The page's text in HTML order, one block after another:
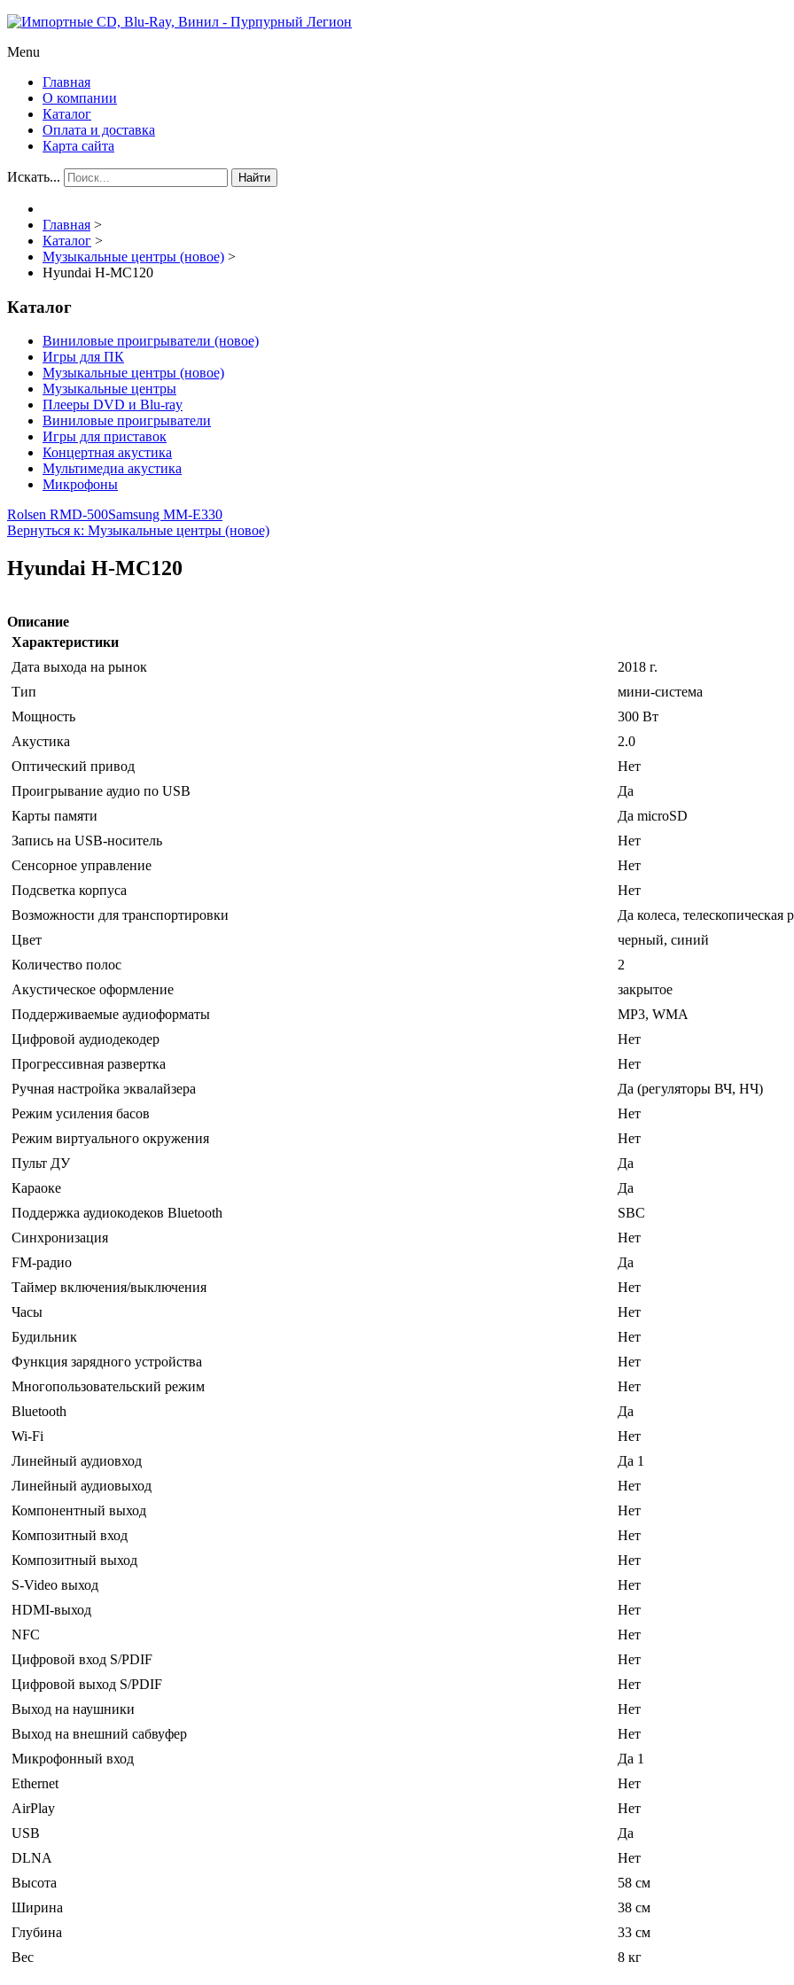
Menu
Главная
О компании
Каталог
Оплата и доставка
Карта сайта
Искать... Найти
Главная >
Каталог >
Музыкальные центры (новое) >
Hyundai H-MC120
Каталог
Виниловые проигрыватели (новое)
Игры для ПК
Музыкальные центры (новое)
Музыкальные центры
Плееры DVD и Blu-ray
Виниловые проигрыватели
Игры для приставок
Концертная акустика
Мультимедиа акустика
Микрофоны
Rolsen RMD-500Samsung MM-E330
Вернуться к: Музыкальные центры (новое)
Hyundai H-MC120
Описание
Характеристики
Дата выхода на рынок
2018 г.
Тип
мини-система
Мощность
300 Вт
Акустика
2.0
Оптический привод
Нет
Проигрывание аудио по USB
Да
Карты памяти
Да microSD
Запись на USB-носитель
Нет
Сенсорное управление
Нет
Подсветка корпуса
Нет
Возможности для транспортировки
Да колеса, телескопическая
Цвет
черный, синий
Количество полос
2
Акустическое оформление
закрытое
Поддерживаемые аудиоформаты
MP3, WMA
Цифровой аудиодекодер
Нет
Прогрессивная развертка
Нет
Ручная настройка эквалайзера
Да (регуляторы ВЧ, НЧ)
Режим усиления басов
Нет
Режим виртуального окружения
Нет
Пульт ДУ
Да
Караоке
Да
Поддержка аудиокодеков Bluetooth
SBC
Синхронизация
Нет
FM-радио
Да
Таймер включения/выключения
Нет
Часы
Нет
Будильник
Нет
Функция зарядного устройства
Нет
Многопользовательский режим
Нет
Bluetooth
Да
Wi-Fi
Нет
Линейный аудиовход
Да 1
Линейный аудиовыход
Нет
Компонентный выход
Нет
Композитный вход
Нет
Композитный выход
Нет
S-Video выход
Нет
HDMI-выход
Нет
NFC
Нет
Цифровой вход S/PDIF
Нет
Цифровой выход S/PDIF
Нет
Выход на наушники
Нет
Выход на внешний сабвуфер
Нет
Микрофонный вход
Да 1
Ethernet
Нет
AirPlay
Нет
USB
Да
DLNA
Нет
Высота
58 см
Ширина
38 см
Глубина
33 см
Вес
8 кг